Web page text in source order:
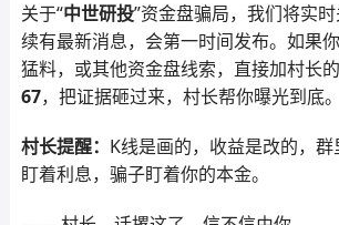
关于“中世研投”资金盘骗局，我们将实
续有最新消息，会第一时间发布。如果
猛料，或其他资金盘线索，直接加村长的
67，把证据砸过来，村长帮你曝光到底。
村长提醒： K线是画的，收益是改的，
盯着利息，骗子盯着你的本金。